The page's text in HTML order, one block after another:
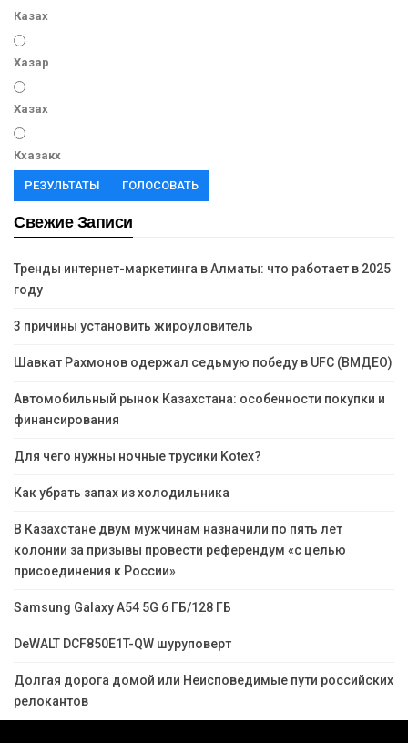
Казах
Хазар
Хазах
Кхазакх
РЕЗУЛЬТАТЫ ГОЛОСОВАТЬ
Свежие Записи
Тренды интернет-маркетинга в Алматы: что работает в 2025
году
3 причины установить жироуловитель
Шавкат Рахмонов одержал седьмую победу в UFC (ВМДЕО)
Автомобильный рынок Казахстана: особенности покупки и
финансирования
Для чего нужны ночные трусики Kotex?
Как убрать запах из холодильника
В Казахстане двум мужчинам назначили по пять лет
колонии за призывы провести референдум «с целью
присоединения к России»
Samsung Galaxy A54 5G 6 ГБ/128 ГБ
DeWALT DCF850E1T-QW шуруповерт
Долгая дорога домой или Неисповедимые пути российских
релокантов